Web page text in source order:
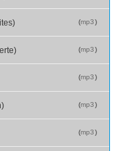
(mp3)
(mp3)
(mp3)
(mp3)
(mp3)